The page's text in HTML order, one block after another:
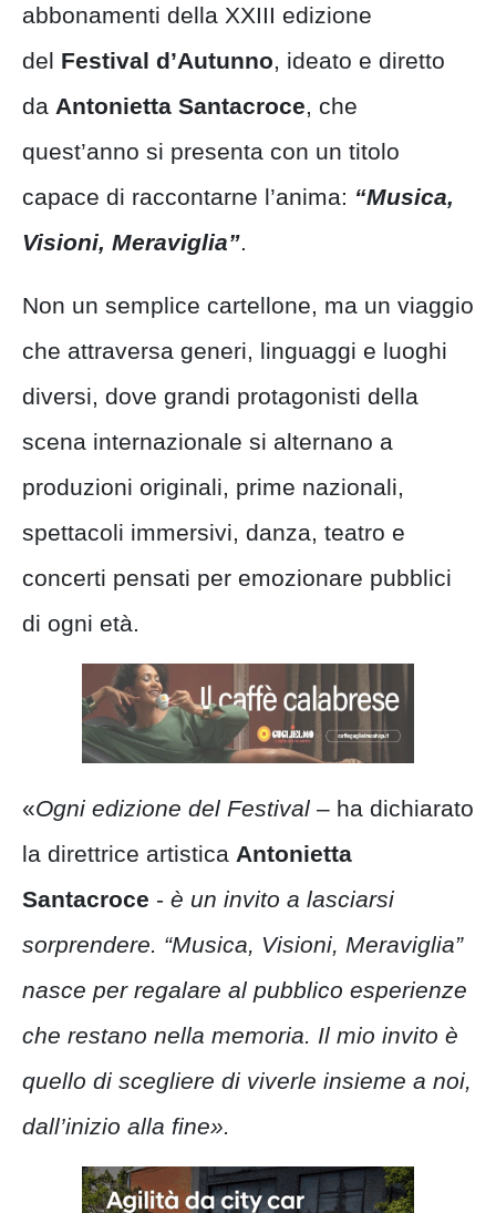
abbonamenti della XXIII edizione
del Festival d’Autunno, ideato e diretto
da Antonietta Santacroce, che
quest’anno si presenta con un titolo
capace di raccontarne l’anima: “Musica,
Visioni, Meraviglia”.
Non un semplice cartellone, ma un viaggio
che attraversa generi, linguaggi e luoghi
diversi, dove grandi protagonisti della
scena internazionale si alternano a
produzioni originali, prime nazionali,
spettacoli immersivi, danza, teatro e
concerti pensati per emozionare pubblici
di ogni età.
«Ogni edizione del Festival – ha dichiarato
la direttrice artistica Antonietta
Santacroce - è un invito a lasciarsi
sorprendere. “Musica, Visioni, Meraviglia”
nasce per regalare al pubblico esperienze
che restano nella memoria. Il mio invito è
quello di scegliere di viverle insieme a noi,
dall’inizio alla fine».